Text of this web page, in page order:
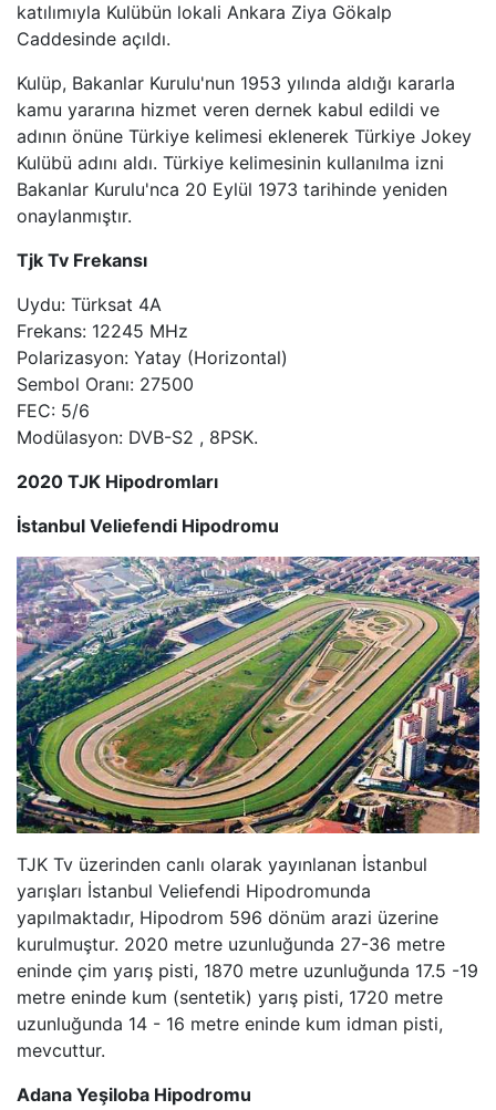
katılımıyla Kulübün lokali Ankara Ziya Gökalp
Caddesinde açıldı.
Kulüp, Bakanlar Kurulu'nun 1953 yılında aldığı kararla
kamu yararına hizmet veren dernek kabul edildi ve
adının önüne Türkiye kelimesi eklenerek Türkiye Jokey
Kulübü adını aldı. Türkiye kelimesinin kullanılma izni
Bakanlar Kurulu'nca 20 Eylül 1973 tarihinde yeniden
onaylanmıştır.
Tjk Tv Frekansı
Uydu: Türksat 4A
Frekans: 12245 MHz
Polarizasyon: Yatay (Horizontal)
Sembol Oranı: 27500
FEC: 5/6
Modülasyon: DVB-S2 , 8PSK.
2020 TJK Hipodromları
İstanbul Veliefendi Hipodromu
TJK Tv üzerinden canlı olarak yayınlanan İstanbul
yarışları İstanbul Veliefendi Hipodromunda
yapılmaktadır, Hipodrom 596 dönüm arazi üzerine
kurulmuştur. 2020 metre uzunluğunda 27-36 metre
eninde çim yarış pisti, 1870 metre uzunluğunda 17.5 -19
metre eninde kum (sentetik) yarış pisti, 1720 metre
uzunluğunda 14 - 16 metre eninde kum idman pisti,
mevcuttur.
Adana Yeşiloba Hipodromu